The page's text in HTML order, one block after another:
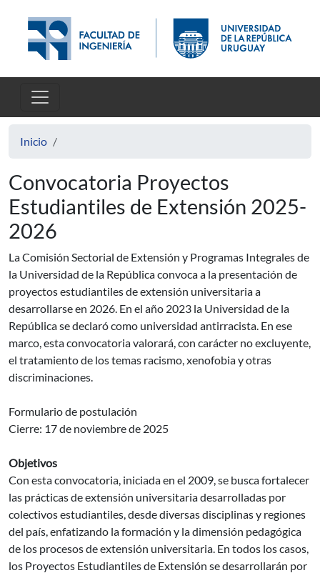
Inicio
Convocatoria Proyectos
Estudiantiles de Extensión 2025-
2026
La Comisión Sectorial de Extensión y Programas Integrales de
la Universidad de la República convoca a la presentación de
proyectos estudiantiles de extensión universitaria a
desarrollarse en 2026. En el año 2023 la Universidad de la
República se declaró como universidad antirracista. En ese
marco, esta convocatoria valorará, con carácter no excluyente,
el tratamiento de los temas racismo, xenofobia y otras
discriminaciones.
Formulario de postulación
Cierre: 17 de noviembre de 2025
Objetivos
Con esta convocatoria, iniciada en el 2009, se busca fortalecer
las prácticas de extensión universitaria desarrolladas por
colectivos estudiantiles, desde diversas disciplinas y regiones
del país, enfatizando la formación y la dimensión pedagógica
de los procesos de extensión universitaria. En todos los casos,
los Proyectos Estudiantiles de Extensión se desarrollarán por